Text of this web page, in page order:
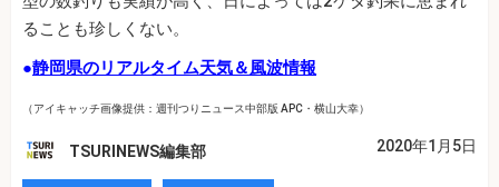
ることも珍しくない。
●静岡県のリアルタイム天気＆風波情報
（アイキャッチ画像提供：週刊つりニュース中部版 APC・横山大幸）
TSURINEWS編集部 2020年1月5日